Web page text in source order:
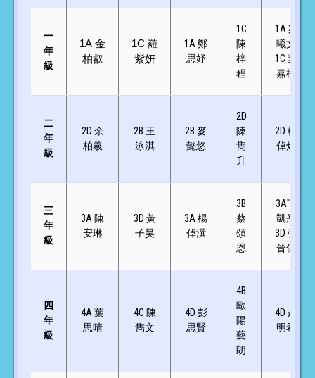
一
年
級
1A 金
柏叡
1C 羅
紫妍
1A 鄭
思妤
1C
陳
梓
程
1A 梁
曦文
1C 葉
嘉椲
二
年
級
2D 余
柏羲
2B 王
泳淇
2B 麥
懿悠
2D
陳
雋
升
2D 楊
倬烯
三
年
級
3A 陳
安琳
3D 黃
子昊
3A楊
倬潠
3B
蔡
頌
恩
3A丁
凱彤
3D 張
晉傑
四
年
級
4A 葉
思晴
4C 陳
雋文
4D 彭
思賢
4B
歐
陽
藝
朗
4D 趙
明希